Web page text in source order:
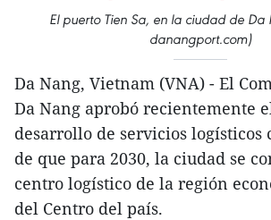
El puerto Tien Sa, en la ciudad de Da
danangport.com)
Da Nang, Vietnam (VNA) - El
Da Nang aprobó recientemente
desarrollo de servicios logísticos
de que para 2030, la ciudad se
centro logístico de la región
del Centro del país.